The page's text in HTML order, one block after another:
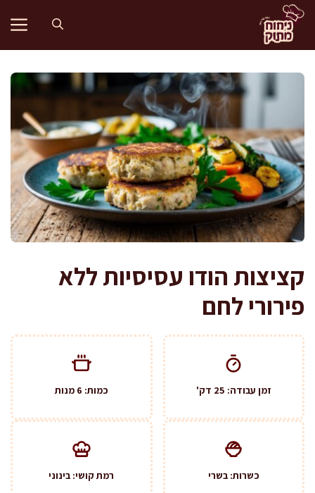
לדלג
לתוכן
קציצות הודו עסיסיות ללא
פירורי לחם
זמן עבודה: 25 דק' כמות: 6 מנות
כשרות: בשרי רמת קושי: בינוני